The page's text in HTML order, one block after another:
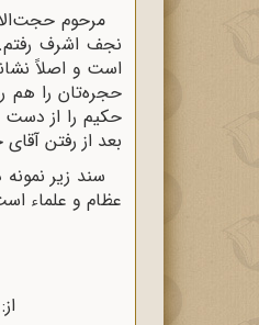
مرحوم
نجف اشرف
است و اصلاً
حجره‌تان را هم
حکیم را از دست
بعد از رفتن
سند زیر
عظام و علماء
‌از: 20 ه‌ 3 تاریخ: 14 / 6 / 1346